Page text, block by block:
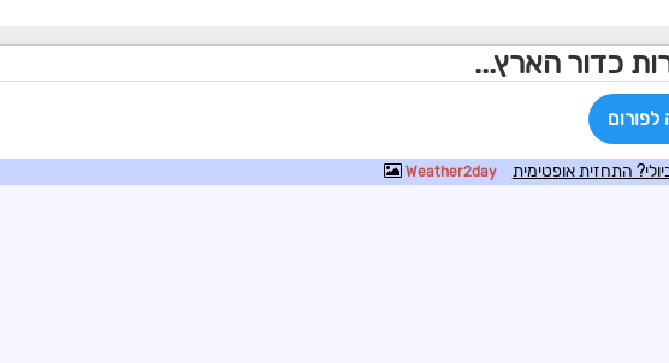
כדור הארץ...
לפורום
התחזית אופטימית Weather2day